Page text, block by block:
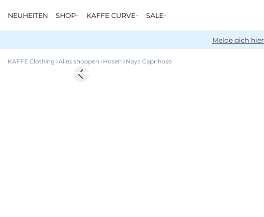
NEUHEITEN SHOP KAFFE CURVE SALE
Melde dich hier
KAFFE Clothing Alles shoppen Hosen
Naya Caprihose
-50%Previous slide